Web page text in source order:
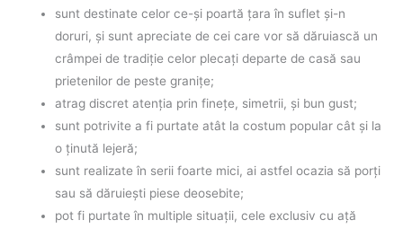
sunt destinate celor ce-şi poartă ţara în suflet şi-n
doruri, şi sunt apreciate de cei care vor să dăruiască un
crâmpei de tradiţie celor plecaţi departe de casă sau
prietenilor de peste graniţe;
atrag discret atenţia prin fineţe, simetrii, şi bun gust;
sunt potrivite a fi purtate atât la costum popular cât şi la
o ţinută lejeră;
sunt realizate în serii foarte mici, ai astfel ocazia să porţi
sau să dăruieşti piese deosebite;
pot fi purtate în multiple situaţii, cele exclusiv cu aţă